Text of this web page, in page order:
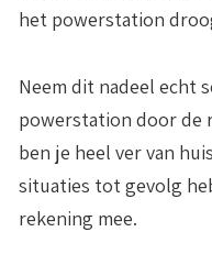
het powerstation
Neem dit nadeel echt
powerstation door de
ben je heel ver van
situaties tot gevolg
rekening mee.